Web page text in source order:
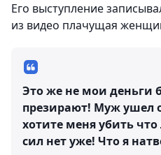
Его выступление
из видео плачущая
Это же не мои деньги
презирают! Муж ушел
хотите меня убить
сил нет уже! Что я